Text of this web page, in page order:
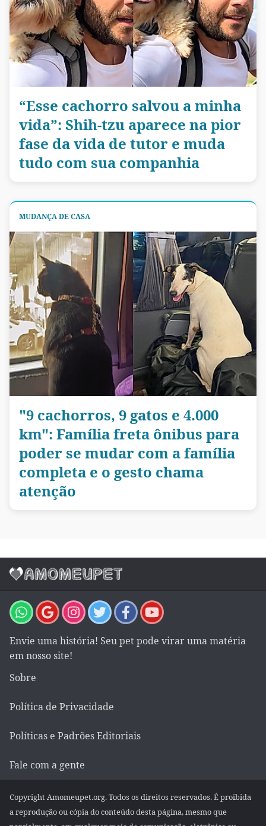
“Esse cachorro salvou a minha
vida”: Shih-tzu aparece na pior
fase da vida de tutor e muda
tudo com sua companhia
MUDANÇA DE CASA
"9 cachorros, 9 gatos e 4.000
km": Família freta ônibus para
poder se mudar com a família
completa e o gesto chama
atenção
Envie uma história! Seu pet pode virar uma matéria
em nosso site!
Sobre
Política de Privacidade
Políticas e Padrões Editoriais
Fale com a gente
Copyright Amomeupet.org. Todos os direitos reservados. É proibida
a reprodução ou cópia do conteúdo desta página, mesmo que